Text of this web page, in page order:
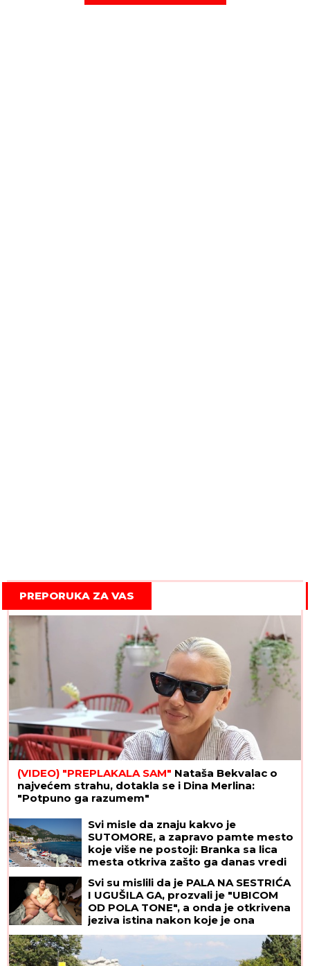
PREPORUKA ZA VAS
(VIDEO) "PREPLAKALA SAM" Nataša Bekvalac o
najvećem strahu, dotakla se i Dina Merlina:
"Potpuno ga razumem"
(FOTO) TAKI SA ZANOSNOM
PLAVUŠOMGrli je pred svima u
lokalu, posle skandala sa Majom i
Asminom pokazao sa kim uživa
SUTOMORE, a zapravo pamte mesto
koje više ne postoji: Branka sa lica
mesta otkriva zašto ga danas vredi
posetiti